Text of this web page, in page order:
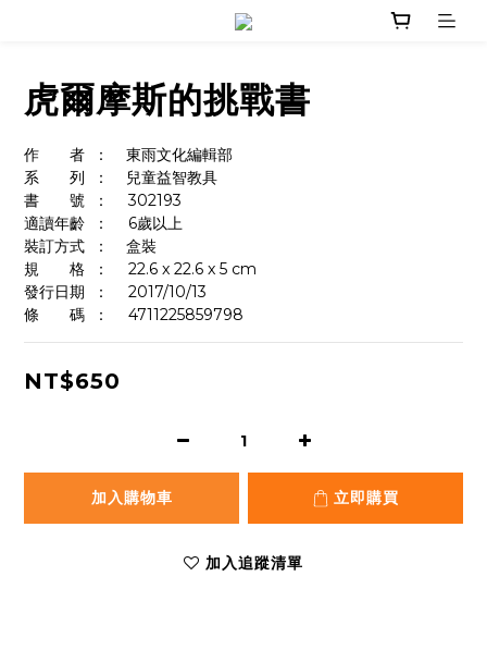
虎爾摩斯的挑戰書
作　　者	：    東雨文化編輯部
系　　列	：    兒童益智教具
書　　號	：	302193
適讀年齡	：	6歲以上
裝訂方式	：    盒裝
規　　格	：	22.6 x 22.6 x 5 cm
發行日期	：	2017/10/13
條　　碼	：  	4711225859798
NT$650
加入購物車 立即購買
加入追蹤清單